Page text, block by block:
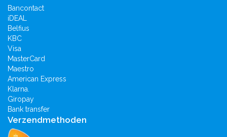
Bancontact
iDEAL
Belfius
KBC
Visa
MasterCard
Maestro
American Express
Klarna.
Giropay
Bank transfer
Verzendmethoden